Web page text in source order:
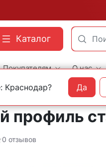
Каталог
Покупателям О нас
профиль
0 отзывов
Краснодар? Да